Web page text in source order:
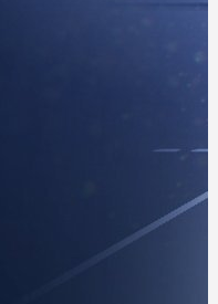
DOCUMENTS UTILES
CLIQUEZ ICI